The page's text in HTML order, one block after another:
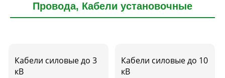
Провода, Кабели установочные
Кабели силовые до 3
кВ
Кабели силовые до 10
кВ